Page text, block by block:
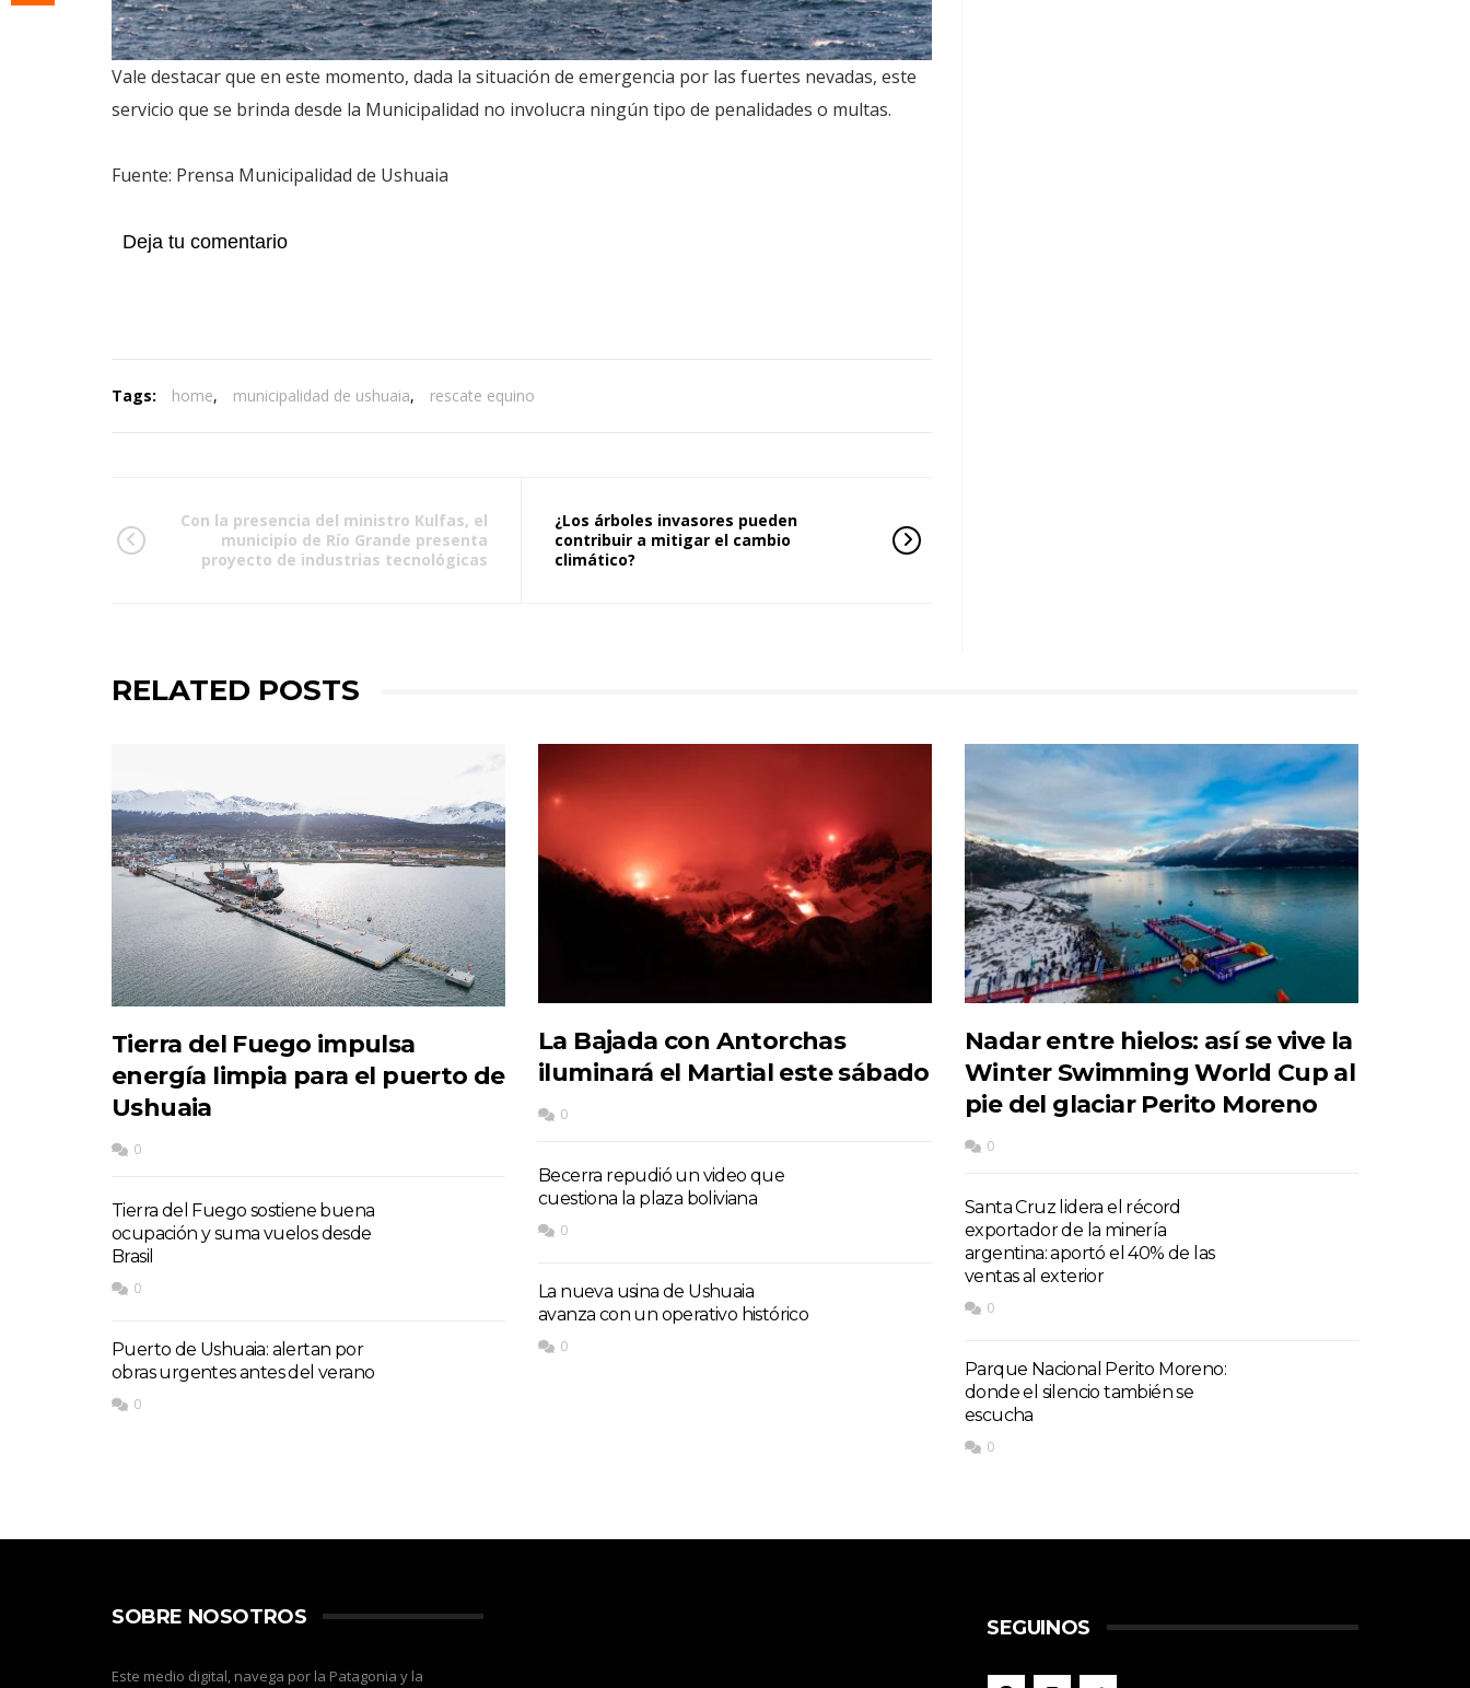
Vale destacar que en este momento, dada la situación de emergencia por las fuertes nevadas, este
servicio que se brinda desde la Municipalidad no involucra ningún tipo de penalidades o multas.
Fuente: Prensa Municipalidad de Ushuaia
Deja tu comentario
Tags: home, municipalidad de ushuaia, rescate equino
Con la presencia del ministro Kulfas, el
municipio de Río Grande presenta
proyecto de industrias tecnológicas
¿Los árboles invasores pueden
contribuir a mitigar el cambio
climático?
RELATED POSTS
Tierra del Fuego impulsa
energía limpia para el puerto de
Ushuaia
0
Tierra del Fuego sostiene buena
ocupación y suma vuelos desde
Brasil
0
Puerto de Ushuaia: alertan por
obras urgentes antes del verano
0
La Bajada con Antorchas
iluminará el Martial este sábado
0
Becerra repudió un video que
cuestiona la plaza boliviana
0
La nueva usina de Ushuaia
avanza con un operativo histórico
0
Nadar entre hielos: así se vive la
Winter Swimming World Cup al
pie del glaciar Perito Moreno
0
Santa Cruz lidera el récord
exportador de la minería
argentina: aportó el 40% de las
ventas al exterior
0
Parque Nacional Perito Moreno:
donde el silencio también se
escucha
0
SOBRE NOSOTROS
Este medio digital, navega por la Patagonia y la
SEGUINOS